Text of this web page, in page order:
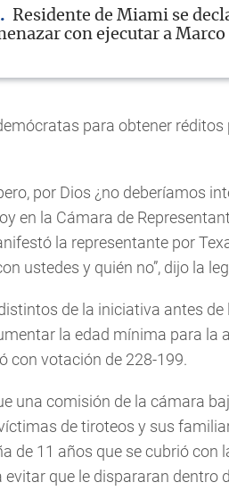
Residente de Miami se
con ejecutar a Marco
para obtener réditos
por Dios ¿no deberíamos
en la Cámara de
la representante por
ustedes y quién no”, dijo la
de la iniciativa antes de
la edad mínima para la
con votación de 228-199.
una comisión de la cámara
de tiroteos y sus
de 11 años que se cubrió con
que le dispararan dentro